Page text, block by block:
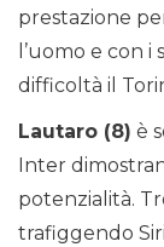
prestazione
l’uomo e con
difficoltà il
Lautaro (8) è
Inter
potenzialità.
trafiggendo